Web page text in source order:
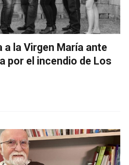
a la Virgen María ante
por el incendio de Los